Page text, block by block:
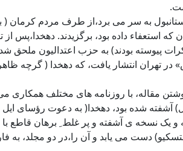
به سر می برد،از طرف مردم کرمان
که استعفاء داده بود، برگزیدند.
پیوسته بودند) به حزب اعتدالیون ملحق
تهران انتشار یافت، که دهخدا ( گرچه
مقاله، با روزنامه های مختلف همکاری
از جنگ جهانی اول) آشفته شده بود، دهخدا( به
نسخه ی آشفته و پر غلط ِ برهان قاطع با
دست می یابد و آن را،در دو